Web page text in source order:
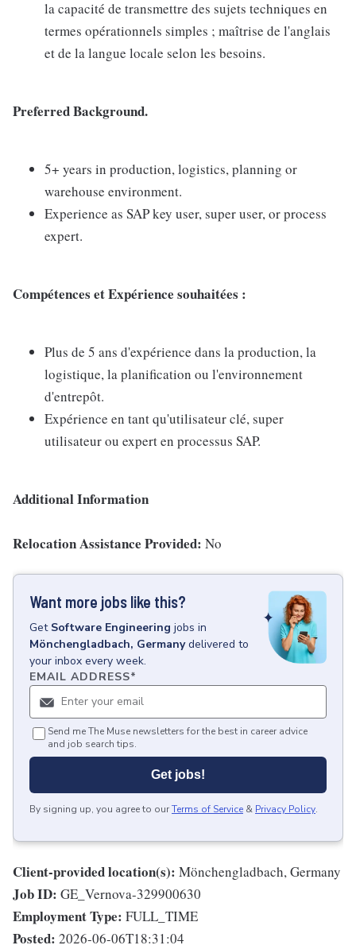
la capacité de transmettre des sujets techniques en
termes opérationnels simples ; maîtrise de l'anglais
et de la langue locale selon les besoins.
Preferred Background.
5+ years in production, logistics, planning or
warehouse environment.
Experience as SAP key user, super user, or process
expert.
Compétences et Expérience souhaitées :
Plus de 5 ans d'expérience dans la production, la
logistique, la planification ou l'environnement
d'entrepôt.
Expérience en tant qu'utilisateur clé, super
utilisateur ou expert en processus SAP.
Additional Information
Relocation Assistance Provided: No
Want more jobs like this?
Get Software Engineering jobs in
Mönchengladbach, Germany delivered to
your inbox every week.
EMAIL ADDRESS*
Send me The Muse newsletters for the best in career advice
and job search tips.
Get jobs!
By signing up, you agree to ourTerms of Service & Privacy Policy.
Client-provided location(s): Mönchengladbach, Germany
Job ID: GE_Vernova-329900630
Employment Type: FULL_TIME
Posted: 2026-06-06T18:31:04